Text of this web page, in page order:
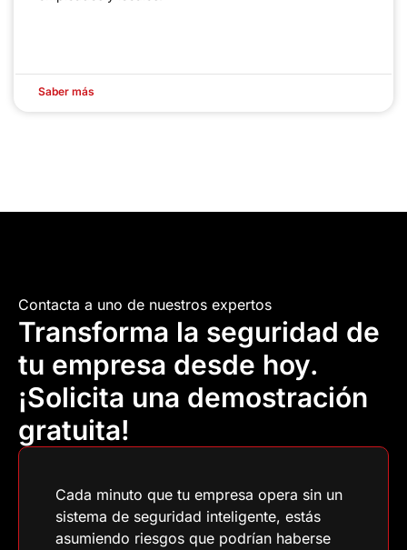
Saber más
Contacta a uno de nuestros expertos
Transforma la seguridad de
tu empresa desde hoy.
¡Solicita una demostración
gratuita!
Cada minuto que tu empresa opera sin un
sistema de seguridad inteligente, estás
asumiendo riesgos que podrían haberse